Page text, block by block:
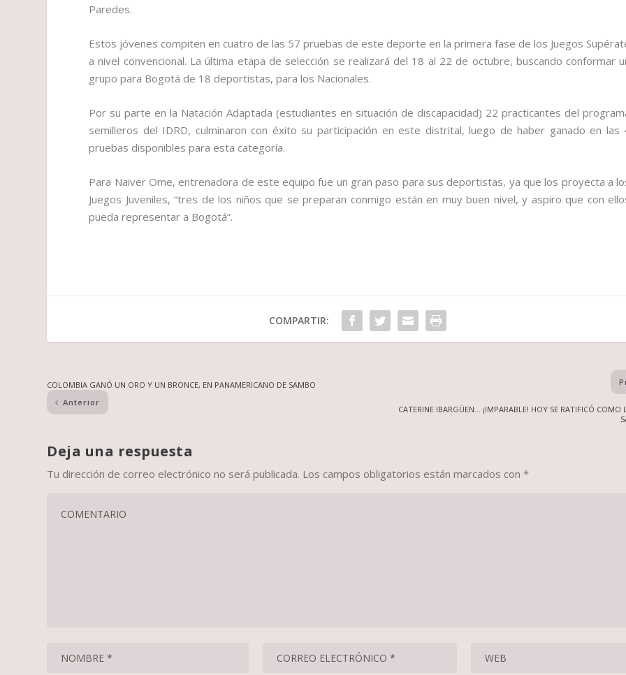
Paredes.
Estos jóvenes compiten en cuatro de las 57 pruebas de este deporte en la primera fase de los Juegos
a nivel convencional. La última etapa de selección se realizará del 18 al 22 de octubre, buscando conformar
grupo para Bogotá de 18 deportistas, para los Nacionales.
Por su parte en la Natación Adaptada (estudiantes en situación de discapacidad) 22 practicantes del
semilleros del IDRD, culminaron con éxito su participación en este distrital, luego de haber ganado en las
pruebas disponibles para esta categoría.
Para Naiver Ome, entrenadora de este equipo fue un gran paso para sus deportistas, ya que los proyecta a
Juegos Juveniles, “tres de los niños que se preparan conmigo están en muy buen nivel, y aspiro que con
pueda representar a Bogotá”.
COMPARTIR:
COLOMBIA GANÓ UN ORO Y UN BRONCE, EN PANAMERICANO DE SAMBO
Anterior
CATERINE IBARGÜEN… ¡IMPARABLE! HOY SE RATIFICÓ COMO
Deja una respuesta
Tu dirección de correo electrónico no será publicada. Los campos obligatorios están marcados con*